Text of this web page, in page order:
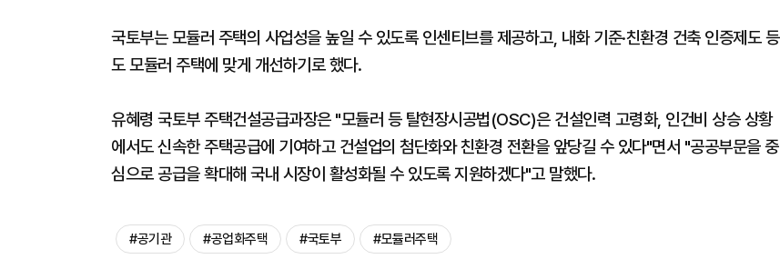
국토부는 모듈러 주택의 사업성을 높일 수 있도록 인센티브를 제공하고, 내화 기준·친환경 건축 인증제도 등
도 모듈러 주택에 맞게 개선하기로 했다.
유혜령 국토부 주택건설공급과장은 "모듈러 등 탈현장시공법(OSC)은 건설인력 고령화, 인건비 상승 상황
에서도 신속한 주택공급에 기여하고 건설업의 첨단화와 친환경 전환을 앞당길 수 있다"면서 "공공부문을 중
심으로 공급을 확대해 국내 시장이 활성화될 수 있도록 지원하겠다"고 말했다.
#공기관 #공업화주택 #국토부 #모듈러주택